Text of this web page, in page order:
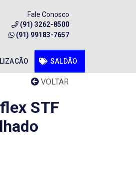
Fale Conosco
(91) 3262-8500
(91) 99183-7657
SALDÃO
VOLTAR
STF